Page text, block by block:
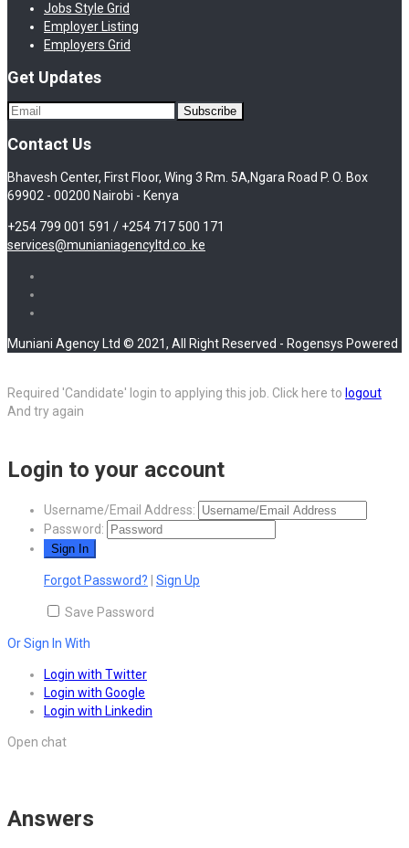
Jobs Style Grid
Employer Listing
Employers Grid
Get Updates
Contact Us
Bhavesh Center, First Floor, Wing 3 Rm. 5A,Ngara Road P. O. Box
69902 - 00200 Nairobi - Kenya
+254 799 001 591 / +254 717 500 171
services@munianiagencyltd.co .ke
Muniani Agency Ltd © 2021, All Right Reserved - Rogensys Powered
Required 'Candidate' login to applying this job. Click here to logout
And try again
Login to your account
Username/Email Address:
Password:
Forgot Password? Sign Up
Save Password
Or Sign In With
Login with Twitter
Login with Google
Login with Linkedin
Open chat
Answers